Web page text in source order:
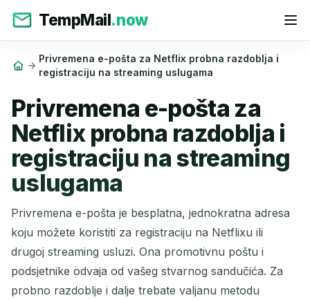
TempMail.now
Privremena e-pošta za Netflix probna razdoblja i
registraciju na streaming uslugama
Privremena e-pošta za
Netflix probna razdoblja i
registraciju na streaming
uslugama
Privremena e-pošta je besplatna, jednokratna adresa
koju možete koristiti za registraciju na Netflixu ili
drugoj streaming usluzi. Ona promotivnu poštu i
podsjetnike odvaja od vašeg stvarnog sandučića. Za
probno razdoblje i dalje trebate valjanu metodu